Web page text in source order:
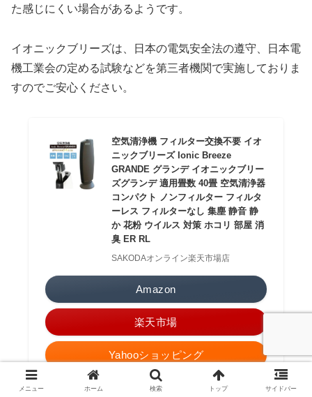
た感じにくい場合があるようです。
イオニックブリーズは、日本の電気安全法の遵守、日本電
機工業会の定める試験などを第三者機関で実施しておりま
すのでご安心ください。
空気清浄機 フィルター交換不要 イオ
ニックブリーズ Ionic Breeze
GRANDE グランデ イオニックブリー
ズグランデ 適用畳数 40畳 空気清浄器
コンパクト ノンフィルター フィルタ
ーレス フィルターなし 集塵 静音 静
か 花粉 ウイルス 対策 ホコリ 部屋 消
臭 ER RL
SAKODAオンライン楽天市場店
Amazon
楽天市場
Yahooショッピング
メルカリ
メニュー ホーム 検索 トップ サイドバー